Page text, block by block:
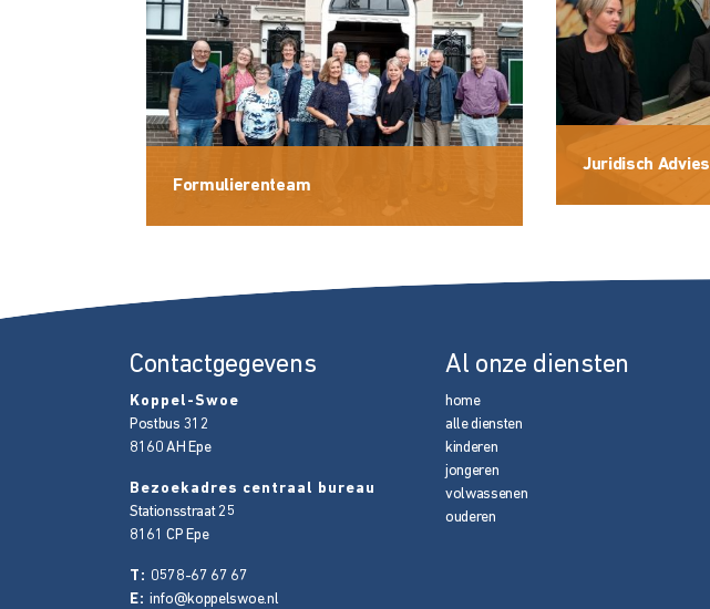
Formulierenteam
Juridisch Advies
Contactgegevens
Koppel-Swoe
Postbus 312
8160 AH Epe
Bezoekadres centraal bureau
Stationsstraat 25
8161 CP Epe
T: 0578-67 67 67
E: info@koppelswoe.nl
Al onze diensten
home
alle diensten
kinderen
jongeren
volwassenen
ouderen